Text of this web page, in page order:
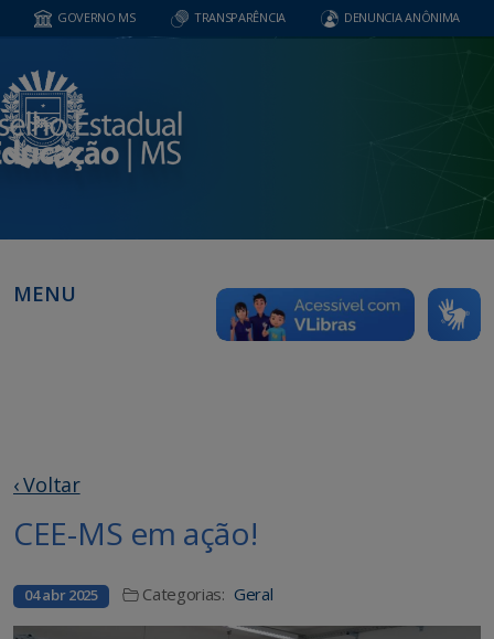
GOVERNO MS TRANSPARÊNCIA DENUNCIA ANÔNIMA
MENU
‹ Voltar
CEE-MS em ação!
04 abr 2025 Categorias: Geral